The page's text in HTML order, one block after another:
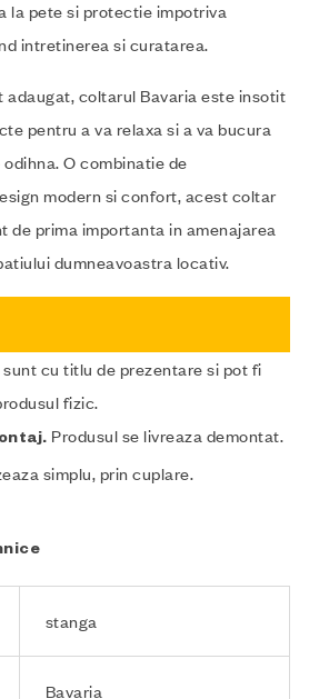
la pete si protectie impotriva
intretinerea si curatarea.
adaugat, coltarul Bavaria este insotit
pentru a va relaxa si a va bucura
O combinatie de
modern si confort, acest coltar
de prima importanta in amenajarea
dumneavoastra locativ.
cu titlu de prezentare si pot fi
fizic.
Produsul se livreaza demontat.
simplu, prin cuplare.
stanga
Bavaria